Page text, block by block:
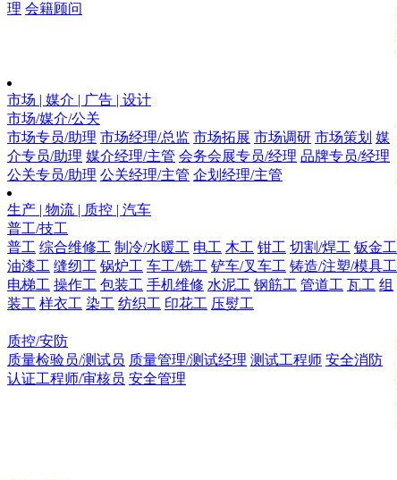
理 会籍顾问
市场 | 媒介 | 广告 | 设计
市场/媒介/公关
市场专员/助理 市场经理/总监 市场拓展 市场调研 市场策划 媒
介专员/助理 媒介经理/主管 会务会展专员/经理 品牌专员/经理
公关专员/助理 公关经理/主管 企划经理/主管
生产 | 物流 | 质控 | 汽车
普工/技工
普工 综合维修工 制冷/水暖工 电工 木工 钳工 切割/焊工 钣金工
油漆工 缝纫工 锅炉工 车工/铣工 铲车/叉车工 铸造/注塑/模具工
电梯工 操作工 包装工 手机维修 水泥工 钢筋工 管道工 瓦工 组
装工 样衣工 染工 纺织工 印花工 压熨工
质控/安防
质量检验员/测试员 质量管理/测试经理 测试工程师 安全消防
认证工程师/审核员 安全管理